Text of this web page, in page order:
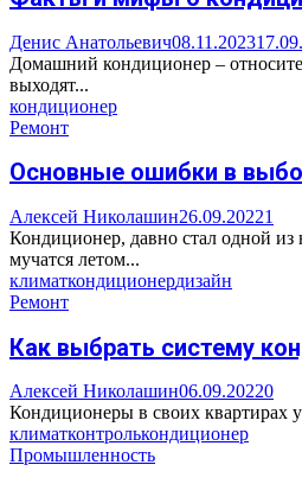
Денис Анатольевич08.11.2023
Домашний кондиционер –
выходят...
кондиционер
Ремонт
Основные ошибки в
Алексей Николашин26.09.20221
Кондиционер, давно стал одной из
мучатся летом...
климаткондиционердизайн
Ремонт
Как выбрать систему
Алексей Николашин06.09.20220
Кондиционеры в своих квартирах
климатконтролькондиционер
Промышленность